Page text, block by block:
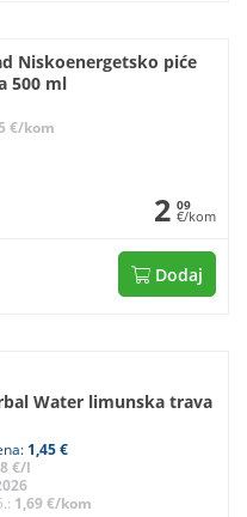
Niskoenergetsko piće
500 ml
€/kom
2 09
€/kom
Dodaj
Water limunska trava
1,45 €
€/l
1,69 €/kom